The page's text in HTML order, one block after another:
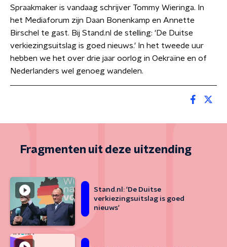
Spraakmaker is vandaag schrijver Tommy Wieringa. In
het Mediaforum zijn Daan Bonenkamp en Annette
Birschel te gast. Bij Stand.nl de stelling: 'De Duitse
verkiezingsuitslag is goed nieuws.' In het tweede uur
hebben we het over drie jaar oorlog in Oekraïne en of
Nederlanders wel genoeg wandelen.
Fragmenten uit deze uitzending
Stand.nl: 'De Duitse
verkiezingsuitslag is goed
nieuws'